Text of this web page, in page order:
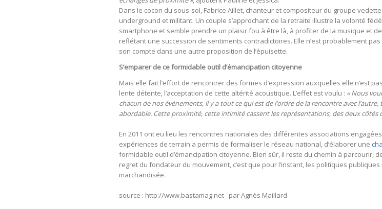
Dans le cocon du sous-sol, Fabrice Aillet, chanteur et compositeur du groupe
underground et militant. Un couple s’approchant de la retraite illustre la volonté
smartphone et semble prendre un plaisir fou à être là, à profiter de la musique et
reflétant une succession de sentiments contradictoires. Elle n’est probablement
son compte dans une autre proposition de l’épuisette.
S’emparer de ce formidable outil d’émancipation citoyenne
Mais elle fait l’effort de rencontrer des formes d’expression auxquelles elle n’est
lente détente, l’acceptation de cette altérité acoustique. L’effet est voulu : « Nous
chacun de nos évènements, il y a tout ce qui est de l’ordre de la rencontre avec
abordable. Cette proximité, cette intimité cassent les représentations, des deux côtés
En 2011 ont eu lieu les rencontres nationales des différentes associations
expériences de terrain a permis de formaliser le réseau national, d’élaborer une
formidable outil d’émancipation citoyenne. Bien sûr, il reste du chemin à parcourir,
regret du fondateur du mouvement, c’est que pour l’instant, les politiques
marchandisée.
source : http://www.bastamag.net par Agnès Maillard